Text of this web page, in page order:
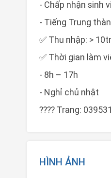
- Chấp nhận sinh
- Tiếng Trung
✅ Thu nhập: >
✅ Thời gian làm
- 8h – 17h
- Nghỉ chủ nhật
???? Trang:
HÌNH ẢNH